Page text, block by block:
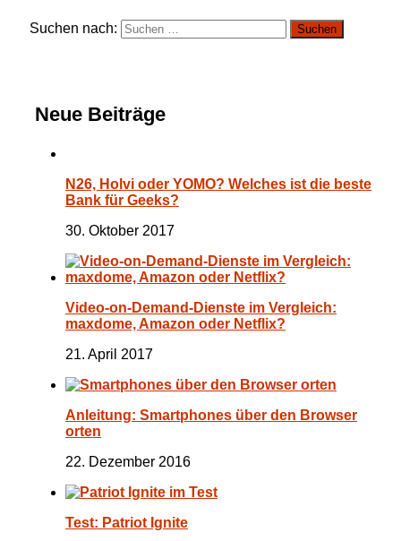
Suchen nach:
Neue Beiträge
N26, Holvi oder YOMO? Welches ist die beste
Bank für Geeks?
30. Oktober 2017
Video-on-Demand-Dienste im Vergleich:
maxdome, Amazon oder Netflix?
21. April 2017
Anleitung: Smartphones über den Browser
orten
22. Dezember 2016
Test: Patriot Ignite